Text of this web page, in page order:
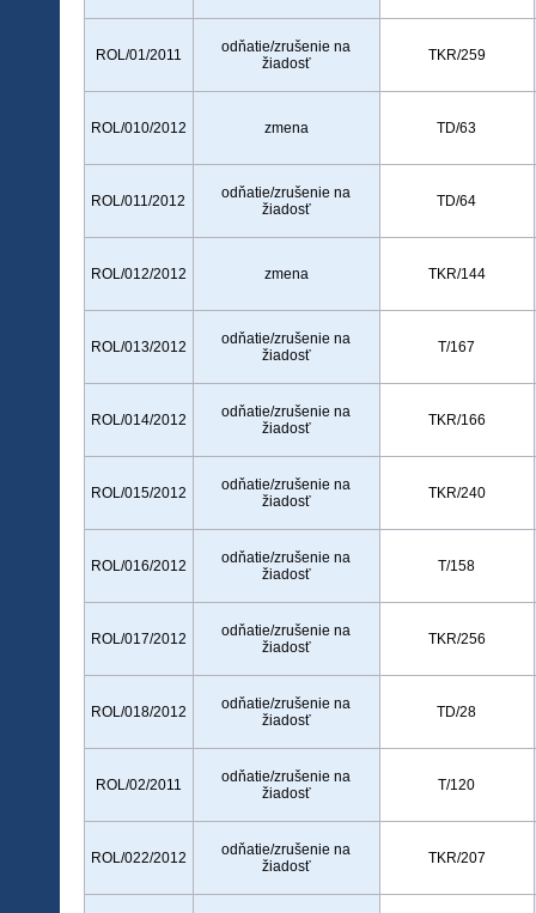
ROL/01/2011
odňatie/zrušenie na
žiadosť
TKR/259
ROL/010/2012 zmena TD/63
ROL/011/2012
odňatie/zrušenie na
žiadosť
TD/64
ROL/012/2012 zmena TKR/144
ROL/013/2012
odňatie/zrušenie na
žiadosť
T/167
ROL/014/2012
odňatie/zrušenie na
žiadosť
TKR/166
ROL/015/2012
odňatie/zrušenie na
žiadosť
TKR/240
ROL/016/2012
odňatie/zrušenie na
žiadosť
T/158
ROL/017/2012
odňatie/zrušenie na
žiadosť
TKR/256
ROL/018/2012
odňatie/zrušenie na
žiadosť
TD/28
ROL/02/2011
odňatie/zrušenie na
žiadosť
T/120
ROL/022/2012
odňatie/zrušenie na
žiadosť
TKR/207